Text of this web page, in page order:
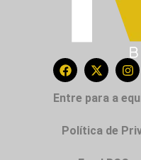
Entre para a
Política de